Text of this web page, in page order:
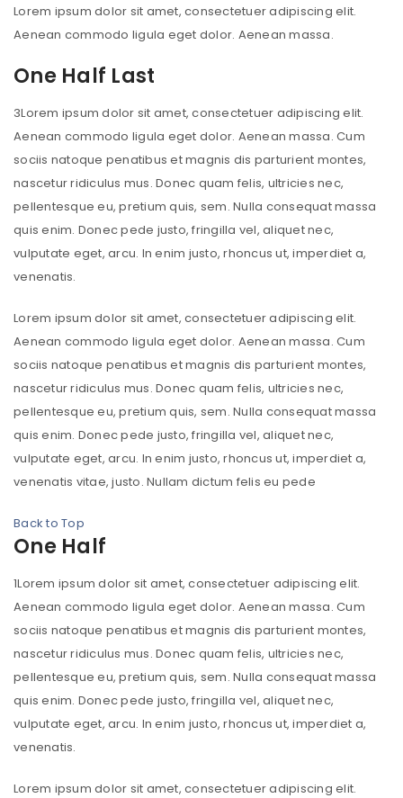
Lorem ipsum dolor sit amet, consectetuer adipiscing elit.
Aenean commodo ligula eget dolor. Aenean massa.
One Half Last
3Lorem ipsum dolor sit amet, consectetuer adipiscing elit.
Aenean commodo ligula eget dolor. Aenean massa. Cum
sociis natoque penatibus et magnis dis parturient montes,
nascetur ridiculus mus. Donec quam felis, ultricies nec,
pellentesque eu, pretium quis, sem. Nulla consequat massa
quis enim. Donec pede justo, fringilla vel, aliquet nec,
vulputate eget, arcu. In enim justo, rhoncus ut, imperdiet a,
venenatis.
Lorem ipsum dolor sit amet, consectetuer adipiscing elit.
Aenean commodo ligula eget dolor. Aenean massa. Cum
sociis natoque penatibus et magnis dis parturient montes,
nascetur ridiculus mus. Donec quam felis, ultricies nec,
pellentesque eu, pretium quis, sem. Nulla consequat massa
quis enim. Donec pede justo, fringilla vel, aliquet nec,
vulputate eget, arcu. In enim justo, rhoncus ut, imperdiet a,
venenatis vitae, justo. Nullam dictum felis eu pede
Back to Top
One Half
1Lorem ipsum dolor sit amet, consectetuer adipiscing elit.
Aenean commodo ligula eget dolor. Aenean massa. Cum
sociis natoque penatibus et magnis dis parturient montes,
nascetur ridiculus mus. Donec quam felis, ultricies nec,
pellentesque eu, pretium quis, sem. Nulla consequat massa
quis enim. Donec pede justo, fringilla vel, aliquet nec,
vulputate eget, arcu. In enim justo, rhoncus ut, imperdiet a,
venenatis.
Lorem ipsum dolor sit amet, consectetuer adipiscing elit.